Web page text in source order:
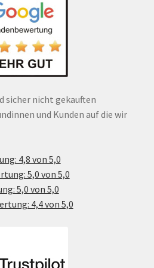
sicher nicht gekauften
und Kunden auf die wir
4,8 von 5,0
5,0 von 5,0
5,0 von 5,0
4,4 von 5,0